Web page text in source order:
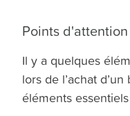
Points d'attention
Il y a quelques
lors de l’achat
éléments